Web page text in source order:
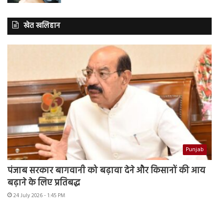
खेत खलिहान
Punjab
पंजाब सरकार बागवानी को बढ़ावा देने और किसानों की आय
बढ़ाने के लिए प्रतिबद्ध
24 July 2026 - 1:45 PM